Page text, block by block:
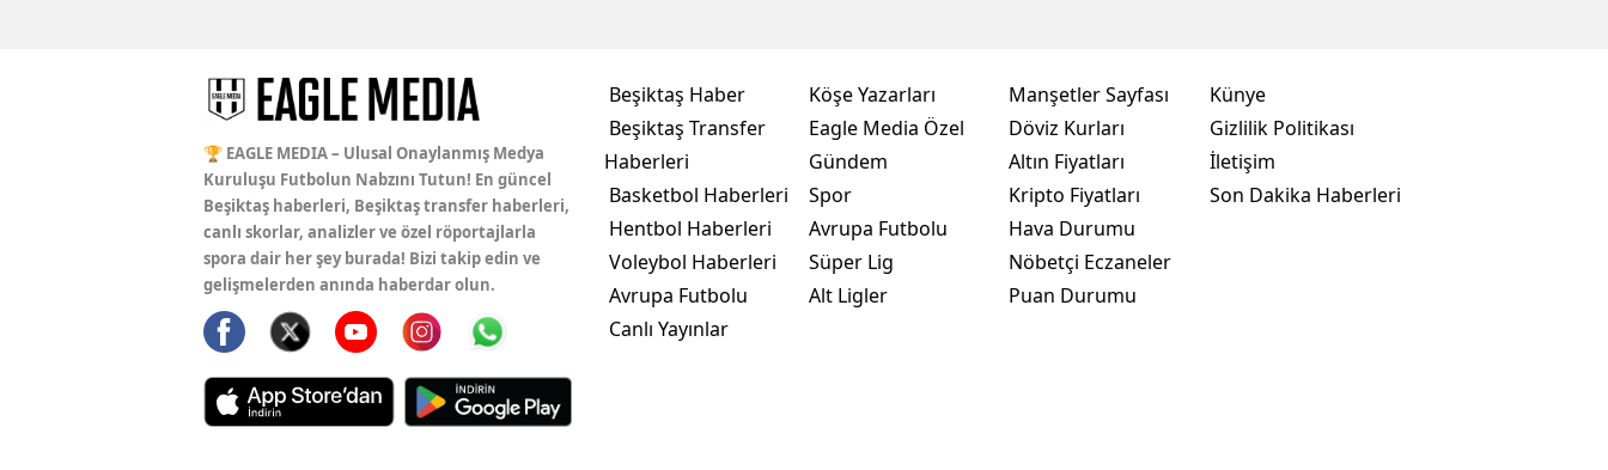
🏆 EAGLE MEDIA – Ulusal Onaylanmış Medya
Kuruluşu Futbolun Nabzını Tutun! En güncel
Beşiktaş haberleri, Beşiktaş transfer haberleri,
canlı skorlar, analizler ve özel röportajlarla
spora dair her şey burada! Bizi takip edin ve
gelişmelerden anında haberdar olun.
Beşiktaş Haber
Beşiktaş Transfer
Haberleri
Basketbol Haberleri
Hentbol Haberleri
Voleybol Haberleri
Avrupa Futbolu
Canlı Yayınlar
Köşe Yazarları
Eagle Media Özel
Gündem
Spor
Avrupa Futbolu
Süper Lig
Alt Ligler
Manşetler Sayfası
Döviz Kurları
Altın Fiyatları
Kripto Fiyatları
Hava Durumu
Nöbetçi Eczaneler
Puan Durumu
Künye
Gizlilik Politikası
İletişim
Son Dakika Haberleri